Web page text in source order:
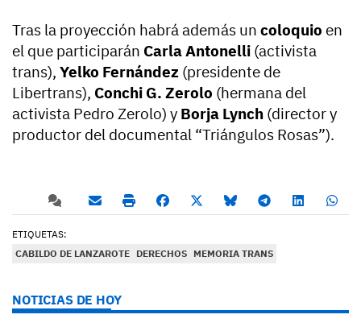
Tras la proyección habrá además un coloquio en
el que participarán Carla Antonelli (activista
trans), Yelko Fernández (presidente de
Libertrans), Conchi G. Zerolo (hermana del
activista Pedro Zerolo) y Borja Lynch (director y
productor del documental “Triángulos Rosas”).
ETIQUETAS:
CABILDO DE LANZAROTE DERECHOS MEMORIA TRANS
NOTICIAS DE HOY